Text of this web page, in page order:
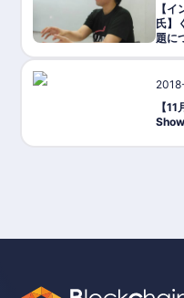
【
氏】
題に
【
Show